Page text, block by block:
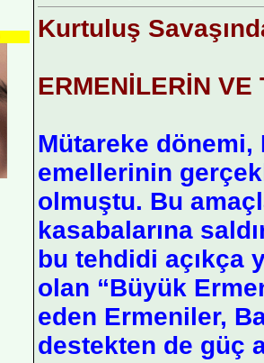
Kurtuluş
ERMENİLERİN VE
Mütareke
emellerinin
olmuştu. Bu
kasabalarına
bu tehdidi açıkça
olan “Büyük
eden Ermeniler,
destekten de güç